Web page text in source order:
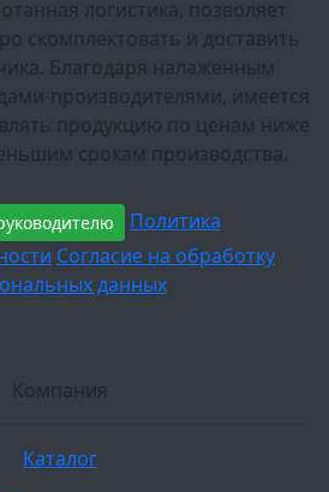
логистика, позволяет
скомплектовать и доставить
Благодаря налаженным
производителями, имеется
продукцию по ценам ниже
срокам производства.
Политика
Согласие на обработку
данных
Компания
Каталог